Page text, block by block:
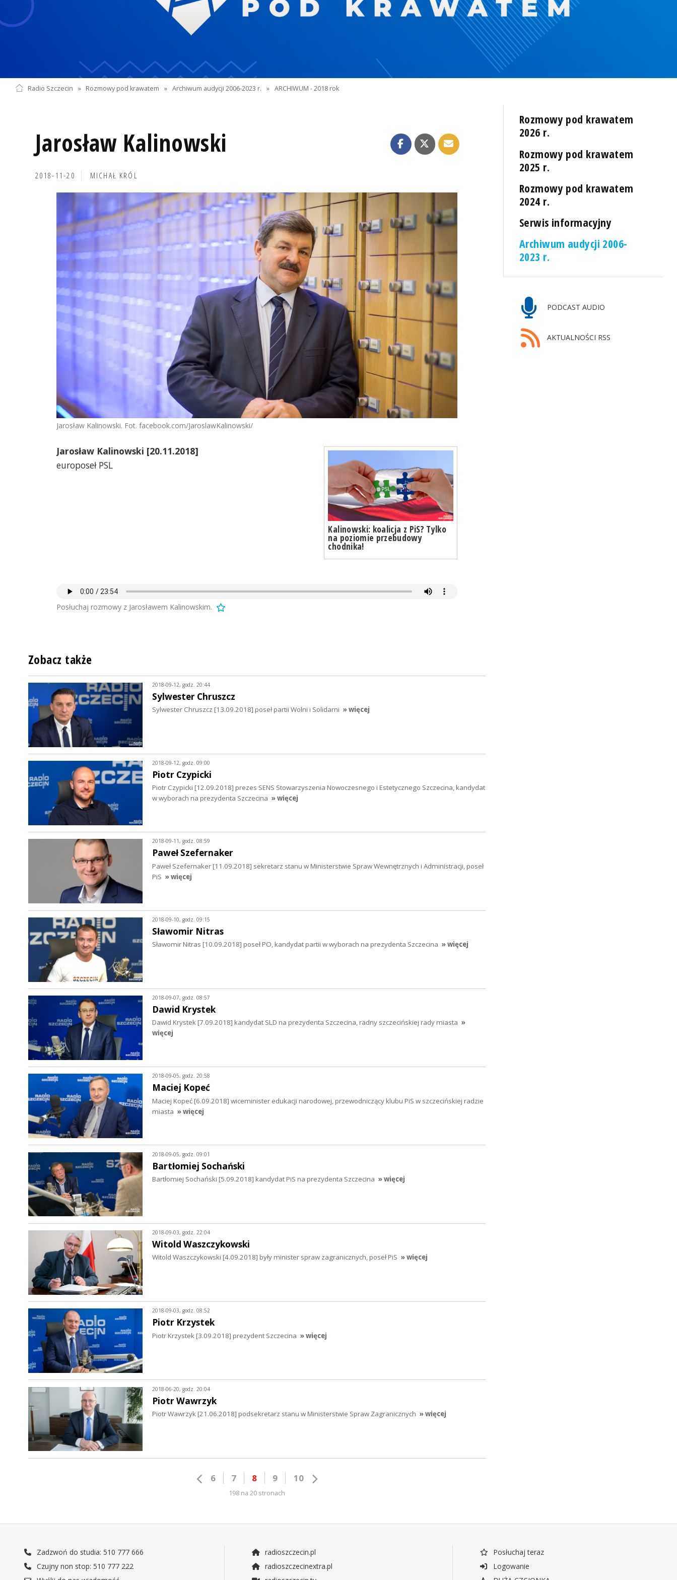
Radio Szczecin » Rozmowy pod krawatem » Archiwum audycji 2006-2023 r. » ARCHIWUM - 2018 rok
Jarosław Kalinowski
2018-11-20 MICHAŁ KRÓL
Jarosław Kalinowski. Fot. facebook.com/JaroslawKalinowski/
Kalinowski: koalicja z PiS? Tylko
na poziomie przebudowy
chodnika!
Jarosław Kalinowski [20.11.2018]
europoseł PSL
Posłuchaj rozmowy z Jarosławem Kalinowskim.
Rozmowy pod krawatem
2026 r.
Rozmowy pod krawatem
2025 r.
Rozmowy pod krawatem
2024 r.
Serwis informacyjny
Archiwum audycji 2006-
2023 r.
PODCAST AUDIO
AKTUALNOŚCI RSS
Zobacz także
2018-09-12, godz. 20:44
Sylwester Chruszcz
Sylwester Chruszcz [13.09.2018] poseł partii Wolni i Solidarni » więcej
2018-09-12, godz. 09:00
Piotr Czypicki
Piotr Czypicki [12.09.2018] prezes SENS Stowarzyszenia Nowoczesnego i Estetycznego Szczecina, kandydat
w wyborach na prezydenta Szczecina » więcej
2018-09-11, godz. 08:59
Paweł Szefernaker
Paweł Szefernaker [11.09.2018] sekretarz stanu w Ministerstwie Spraw Wewnętrznych i Administracji, poseł
PiS » więcej
2018-09-10, godz. 09:15
Sławomir Nitras
Sławomir Nitras [10.09.2018] poseł PO, kandydat partii w wyborach na prezydenta Szczecina » więcej
2018-09-07, godz. 08:57
Dawid Krystek
Dawid Krystek [7.09.2018] kandydat SLD na prezydenta Szczecina, radny szczecińskiej rady miasta »
więcej
2018-09-05, godz. 20:58
Maciej Kopeć
Maciej Kopeć [6.09.2018] wiceminister edukacji narodowej, przewodniczący klubu PiS w szczecińskiej radzie
miasta » więcej
2018-09-05, godz. 09:01
Bartłomiej Sochański
Bartłomiej Sochański [5.09.2018] kandydat PiS na prezydenta Szczecina » więcej
2018-09-03, godz. 22:04
Witold Waszczykowski
Witold Waszczykowski [4.09.2018] były minister spraw zagranicznych, poseł PiS » więcej
2018-09-03, godz. 08:52
Piotr Krzystek
Piotr Krzystek [3.09.2018] prezydent Szczecina » więcej
2018-06-20, godz. 20:04
Piotr Wawrzyk
Piotr Wawrzyk [21.06.2018] podsekretarz stanu w Ministerstwie Spraw Zagranicznych » więcej
6 7 8 9 10
198 na 20 stronach
Zadzwoń do studia: 510 777 666
Czujny non stop: 510 777 222
radioszczecin.pl
radioszczecinextra.pl
Posłuchaj teraz
Logowanie